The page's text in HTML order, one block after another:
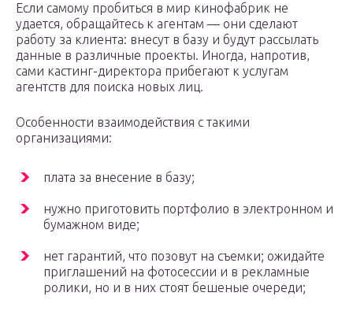
Если самому пробиться в мир кинофабрик не
удается, обращайтесь к агентам — они сделают
работу за клиента: внесут в базу и будут рассылать
данные в различные проекты. Иногда, напротив,
сами кастинг-директора прибегают к услугам
агентств для поиска новых лиц.
Особенности взаимодействия с такими
организациями:
плата за внесение в базу;
нужно приготовить портфолио в электронном и
бумажном виде;
нет гарантий, что позовут на съемки; ожидайте
приглашений на фотосессии и в рекламные
ролики, но и в них стоят бешеные очереди;